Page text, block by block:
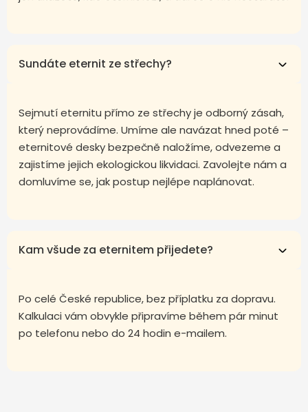
Sundáte eternit ze střechy?
Sejmutí eternitu přímo ze střechy je odborný zásah,
který neprovádíme. Umíme ale navázat hned poté –
eternitové desky bezpečně naložíme, odvezeme a
zajistíme jejich ekologickou likvidaci. Zavolejte nám a
domluvíme se, jak postup nejlépe naplánovat.
Kam všude za eternitem přijedete?
Po celé České republice, bez příplatku za dopravu.
Kalkulaci vám obvykle připravíme během pár minut
po telefonu nebo do 24 hodin e-mailem.